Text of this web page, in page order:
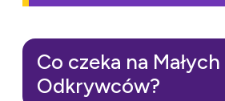
Co czeka na Małych
Odkrywców?